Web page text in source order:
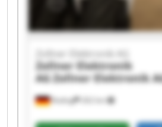
Roding 262 km
Zollner Elektronik AG
Zollner Elektronik
AG Zollner Elektronik